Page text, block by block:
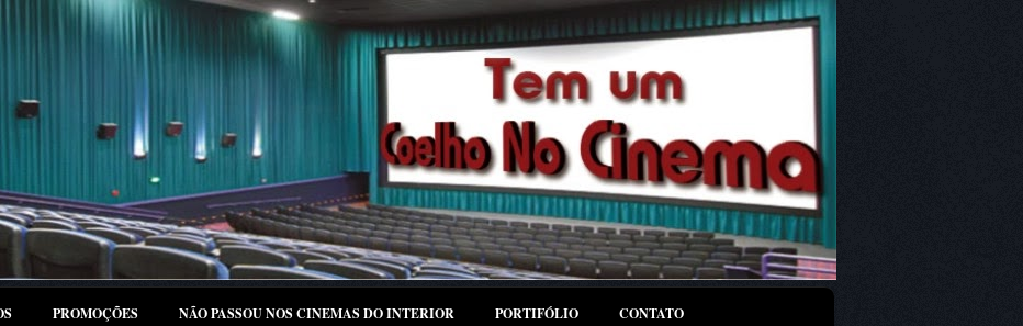
PROMOÇÕES NÃO PASSOU NOS CINEMAS DO INTERIOR PORTIFÓLIO CONTATO